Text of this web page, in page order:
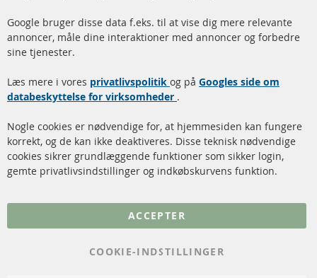
Hurtige links
Dieselpartikelfilter (DPF)
rengøring
Katalysator (KAT)
Sensorer
FAQ
Kundeservice
Betalingsmetoder
Kontakt
Google bruger disse data f.eks. til at vise dig mere relevante
annoncer, måle dine interaktioner med annoncer og forbedre
sine tjenester.
Læs mere i vores privatlivspolitik og på Googles side om
databeskyttelse for virksomheder .
Nogle cookies er nødvendige for, at hjemmesiden kan fungere
korrekt, og de kan ikke deaktiveres. Disse teknisk nødvendige
cookies sikrer grundlæggende funktioner som sikker login,
gemte privatlivsindstillinger og indkøbskurvens funktion.
ACCEPTER
COOKIE-INDSTILLINGER